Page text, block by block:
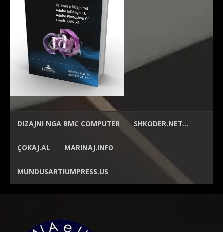
DIZAJNI NGA BMC COMPUTER SHKODER.NET…
ÇOKAJ.AL MARINAJ.INFO
MUNDUSARTIUMPRESS.US